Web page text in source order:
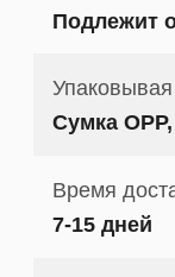
Подлежит
Сумка
Время
7-15 дней